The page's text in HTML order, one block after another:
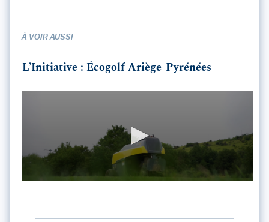
À VOIR AUSSI
L’Initiative : Écogolf Ariège-Pyrénées